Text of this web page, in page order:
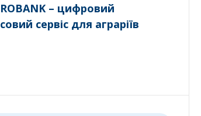
– цифровий
сервіс для аграріїв